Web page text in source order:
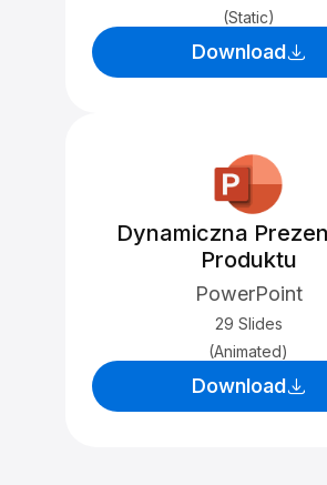
(Static)
Download
Dynamiczna
Produktu
PowerPoint
29 Slides
(Animated)
Download